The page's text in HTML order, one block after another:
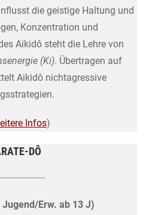
die geistige Haltung und
Konzentration und
Aikidô steht die Lehre von
(Ki). Übertragen auf
Aikidô nichtagressive
Infos)
DÔ
Erw. ab 13 J)